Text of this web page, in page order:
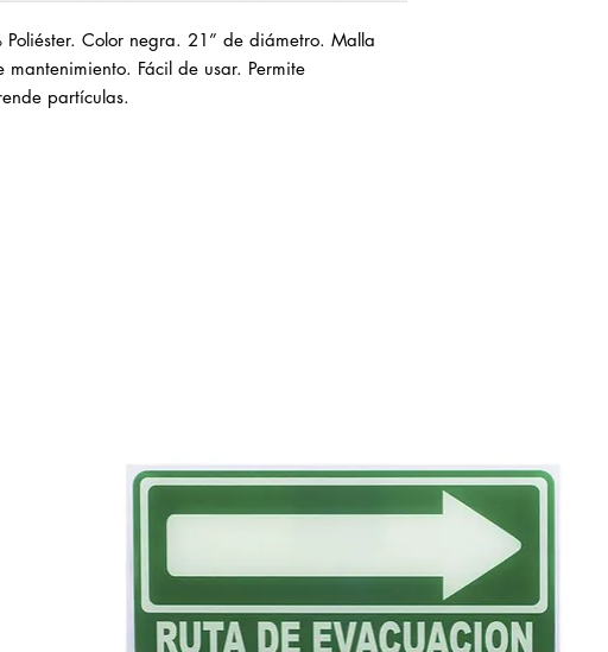
Poliéster. Color negra. 21” de diámetro. Malla
Fácil de usar. Permite
partículas.